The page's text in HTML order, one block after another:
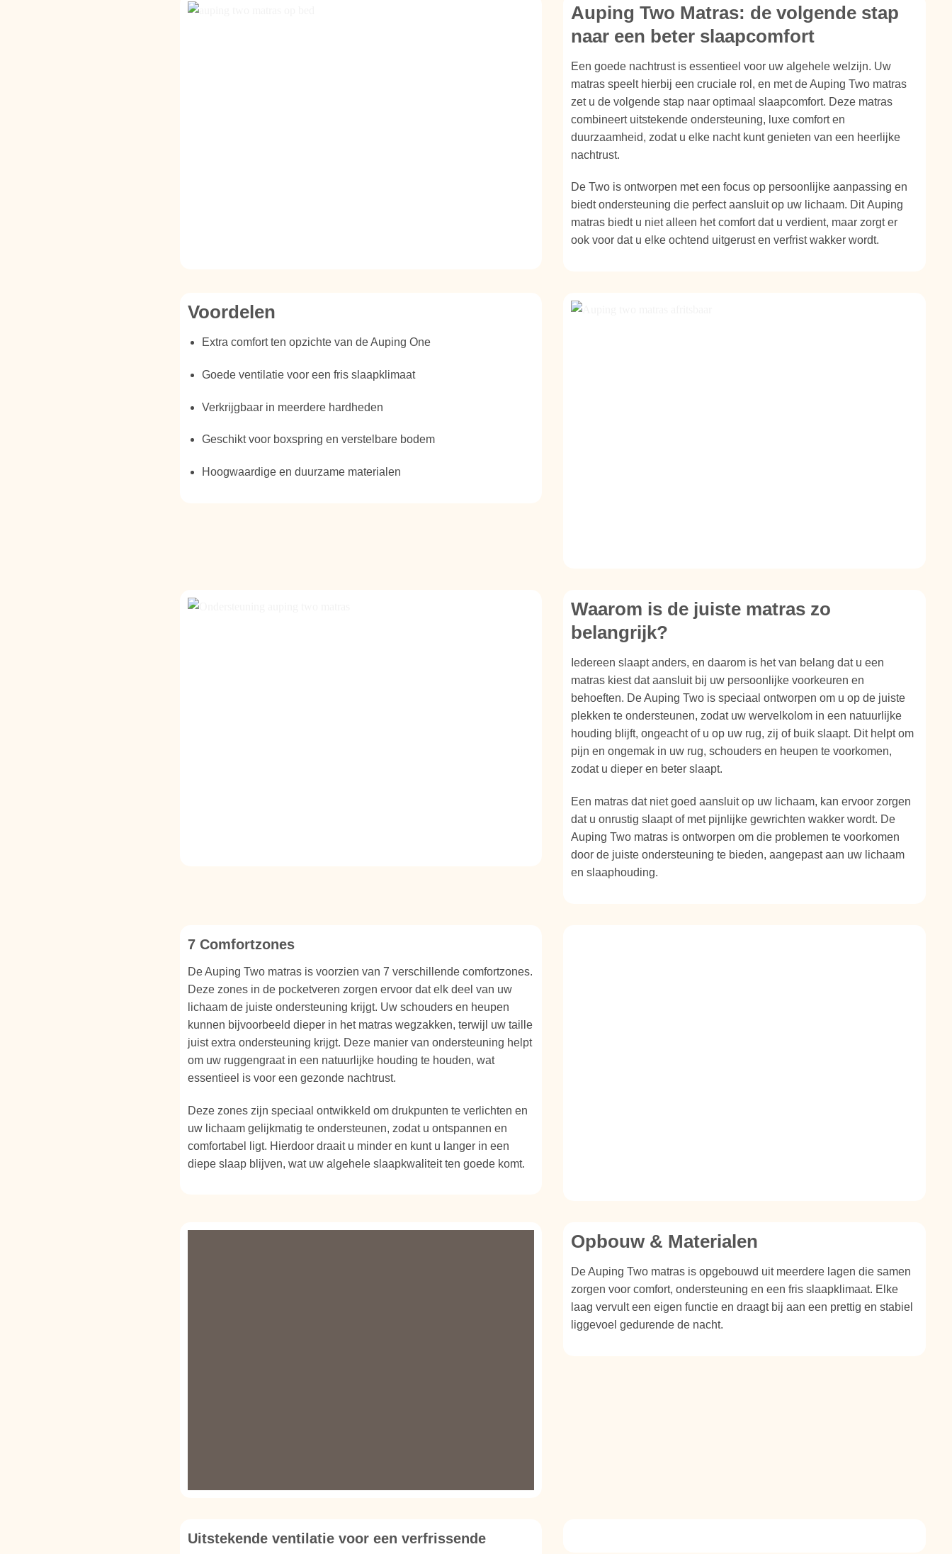
Auping Two Matras: de volgende stap
naar een beter slaapcomfort
Een goede nachtrust is essentieel voor uw algehele welzijn. Uw
matras speelt hierbij een cruciale rol, en met de Auping Two matras
zet u de volgende stap naar optimaal slaapcomfort. Deze matras
combineert uitstekende ondersteuning, luxe comfort en
duurzaamheid, zodat u elke nacht kunt genieten van een heerlijke
nachtrust.
De Two is ontworpen met een focus op persoonlijke aanpassing en
biedt ondersteuning die perfect aansluit op uw lichaam. Dit Auping
matras biedt u niet alleen het comfort dat u verdient, maar zorgt er
ook voor dat u elke ochtend uitgerust en verfrist wakker wordt.
Voordelen
Extra comfort ten opzichte van de Auping One
Goede ventilatie voor een fris slaapklimaat
Verkrijgbaar in meerdere hardheden
Geschikt voor boxspring en verstelbare bodem
Hoogwaardige en duurzame materialen
Waarom is de juiste matras zo
belangrijk?
Iedereen slaapt anders, en daarom is het van belang dat u een
matras kiest dat aansluit bij uw persoonlijke voorkeuren en
behoeften. De Auping Two is speciaal ontworpen om u op de juiste
plekken te ondersteunen, zodat uw wervelkolom in een natuurlijke
houding blijft, ongeacht of u op uw rug, zij of buik slaapt. Dit helpt om
pijn en ongemak in uw rug, schouders en heupen te voorkomen,
zodat u dieper en beter slaapt.
Een matras dat niet goed aansluit op uw lichaam, kan ervoor zorgen
dat u onrustig slaapt of met pijnlijke gewrichten wakker wordt. De
Auping Two matras is ontworpen om die problemen te voorkomen
door de juiste ondersteuning te bieden, aangepast aan uw lichaam
en slaaphouding.
7 Comfortzones
De Auping Two matras is voorzien van 7 verschillende comfortzones.
Deze zones in de pocketveren zorgen ervoor dat elk deel van uw
lichaam de juiste ondersteuning krijgt. Uw schouders en heupen
kunnen bijvoorbeeld dieper in het matras wegzakken, terwijl uw taille
juist extra ondersteuning krijgt. Deze manier van ondersteuning helpt
om uw ruggengraat in een natuurlijke houding te houden, wat
essentieel is voor een gezonde nachtrust.
Deze zones zijn speciaal ontwikkeld om drukpunten te verlichten en
uw lichaam gelijkmatig te ondersteunen, zodat u ontspannen en
comfortabel ligt. Hierdoor draait u minder en kunt u langer in een
diepe slaap blijven, wat uw algehele slaapkwaliteit ten goede komt.
Opbouw & Materialen
De Auping Two matras is opgebouwd uit meerdere lagen die samen
zorgen voor comfort, ondersteuning en een fris slaapklimaat. Elke
laag vervult een eigen functie en draagt bij aan een prettig en stabiel
liggevoel gedurende de nacht.
Uitstekende ventilatie voor een verfrissende